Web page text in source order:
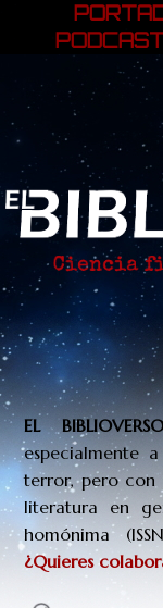
EL BIBLIOVERSO
especialmente
terror, pero con
literatura en
homónima (
¿Quieres